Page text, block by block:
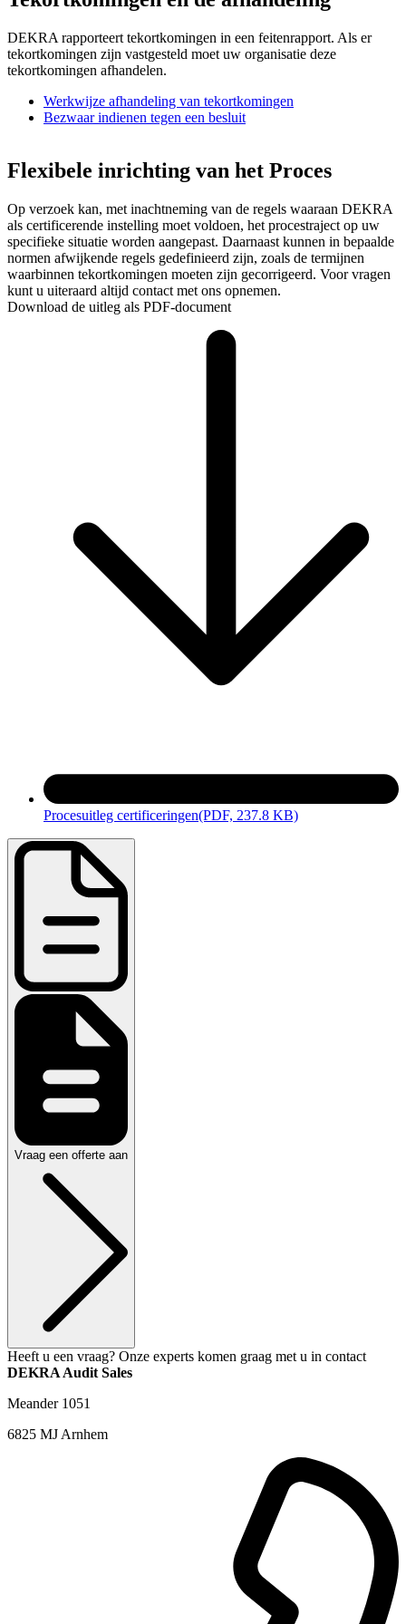
DEKRA rapporteert tekortkomingen in een feitenrapport. Als er
tekortkomingen zijn vastgesteld moet uw organisatie deze
tekortkomingen afhandelen.
Werkwijze afhandeling van tekortkomingen
Bezwaar indienen tegen een besluit
Flexibele inrichting van het Proces
Op verzoek kan, met inachtneming van de regels waaraan DEKRA
als certificerende instelling moet voldoen, het procestraject op uw
specifieke situatie worden aangepast. Daarnaast kunnen in bepaalde
normen afwijkende regels gedefinieerd zijn, zoals de termijnen
waarbinnen tekortkomingen moeten zijn gecorrigeerd. Voor vragen
kunt u uiteraard altijd contact met ons opnemen.
Download de uitleg als PDF-document
Procesuitleg certificeringen(PDF, 237.8 KB)
Vraag een offerte aan
Heeft u een vraag? Onze experts komen graag met u in contact
DEKRA Audit Sales
Meander 1051
6825 MJ Arnhem